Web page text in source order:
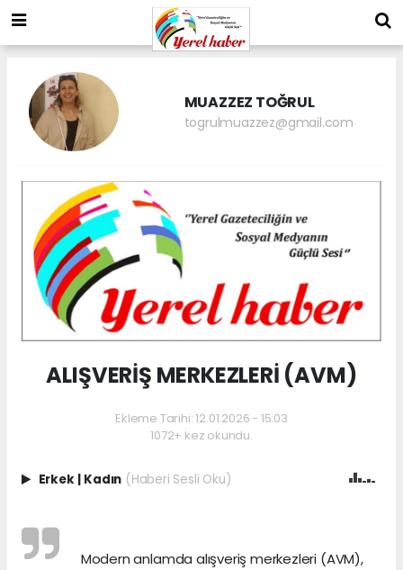
MUAZZEZ TOĞRUL
togrulmuazzez@gmail.com
ALIŞVERİŞ MERKEZLERİ (AVM)
Ekleme Tarihi: 12.01.2026 - 15:03
1072+ kez okundu.
Erkek | Kadın (Haberi Sesli Oku)
Modern anlamda alışveriş merkezleri (AVM),